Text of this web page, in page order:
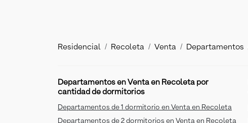
Residencial Recoleta Venta Departamentos
Departamentos en Venta en Recoleta por
cantidad de dormitorios
Departamentos de 1 dormitorio en Venta en Recoleta
Departamentos de 2 dormitorios en Venta en Recoleta